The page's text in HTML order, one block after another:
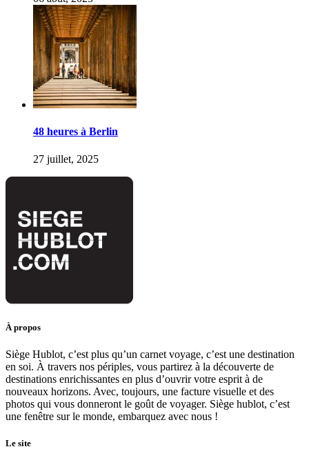
48 heures à Berlin
27 juillet, 2025
À propos
Siège Hublot, c’est plus qu’un carnet voyage, c’est une destination
en soi. À travers nos périples, vous partirez à la découverte de
destinations enrichissantes en plus d’ouvrir votre esprit à de
nouveaux horizons. Avec, toujours, une facture visuelle et des
photos qui vous donneront le goût de voyager. Siège hublot, c’est
une fenêtre sur le monde, embarquez avec nous !
Le site